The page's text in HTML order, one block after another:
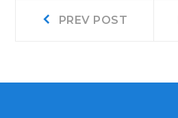
แนะแนว
PREV POST